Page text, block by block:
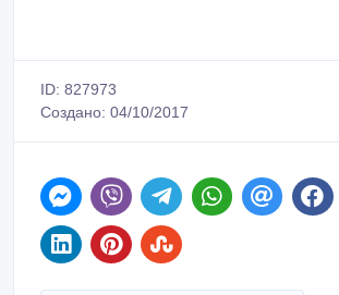
ID: 827973
Создано: 04/10/2017